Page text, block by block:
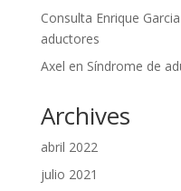
Consulta Enrique
aductores
Axel en Síndrome de
Archives
abril 2022
julio 2021